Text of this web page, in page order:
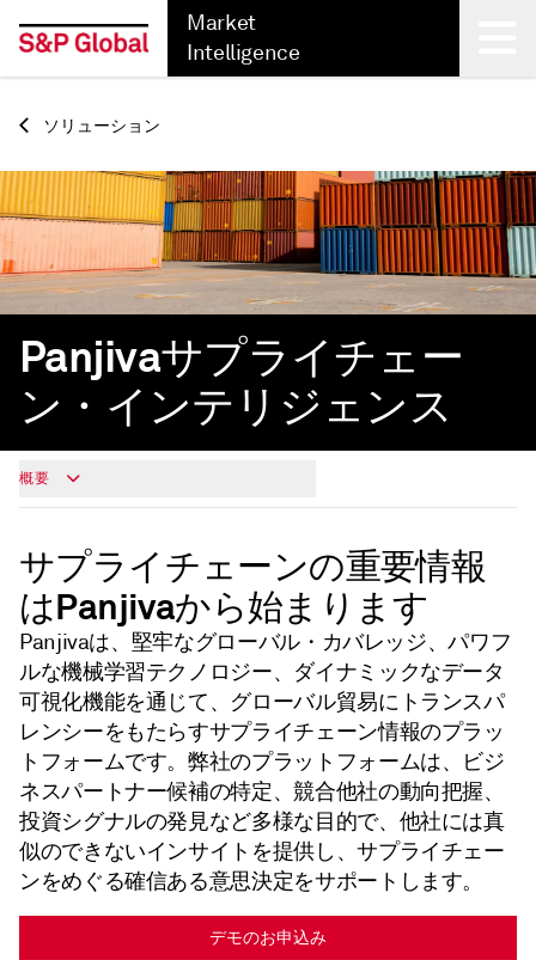
Market
Intelligence
Back
ソリューション
Panjivaサプライチェー
ン・インテリジェンス
概要
サプライチェーンの重要情報
はPanjivaから始まります
Panjivaは、堅牢なグローバル・カバレッジ、パワフ
ルな機械学習テクノロジー、ダイナミックなデータ
可視化機能を通じて、グローバル貿易にトランスパ
レンシーをもたらすサプライチェーン情報のプラッ
トフォームです。弊社のプラットフォームは、ビジ
ネスパートナー候補の特定、競合他社の動向把握、
投資シグナルの発見など多様な目的で、他社には真
似のできないインサイトを提供し、サプライチェー
ンをめぐる確信ある意思決定をサポートします。
デモのお申込み